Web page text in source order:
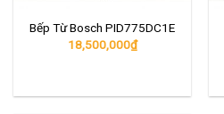
Bếp Từ Bosch PID775DC1E
18,500,000₫